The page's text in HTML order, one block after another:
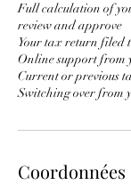
Full calculation of
review and approve
Your tax return filed
Online support from
Current or previous
Switching over from
Coordonnées